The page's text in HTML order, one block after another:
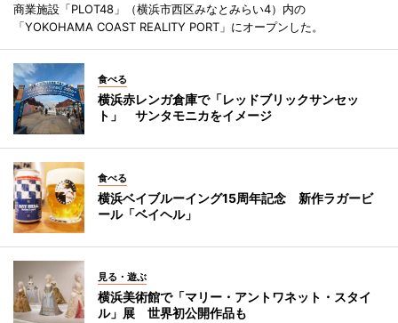
商業施設「PLOT48」（横浜市西区みなとみらい4）内の
「YOKOHAMA COAST REALITY PORT」にオープンした。
食べる
横浜赤レンガ倉庫で「レッドブリックサンセッ
ト」 サンタモニカをイメージ
食べる
横浜ベイブルーイング15周年記念 新作ラガービ
ール「ベイヘル」
見る・遊ぶ
横浜美術館で「マリー・アントワネット・スタイ
ル」展 世界初公開作品も